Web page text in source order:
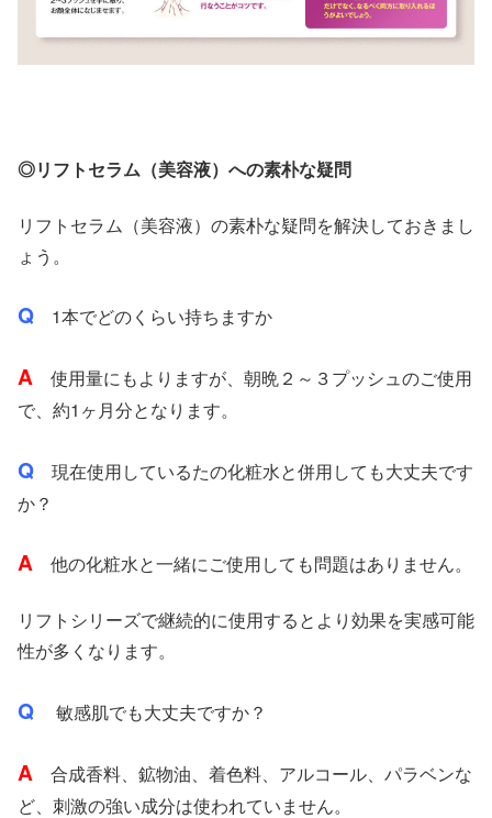
◎リフトセラム（美容液）への素朴な疑問
リフトセラム（美容液）の素朴な疑問を解決しておきまし
ょう。
Q 1本でどのくらい持ちますか
A 使用量にもよりますが、朝晩２～３プッシュのご使用
で、約1ヶ月分となります。
Q 現在使用しているたの化粧水と併用しても大丈夫です
か？
A 他の化粧水と一緒にご使用しても問題はありません。
リフトシリーズで継続的に使用するとより効果を実感可能
性が多くなります。
Q 敏感肌でも大丈夫ですか？
A 合成香料、鉱物油、着色料、アルコール、パラベンな
ど、刺激の強い成分は使われていません。